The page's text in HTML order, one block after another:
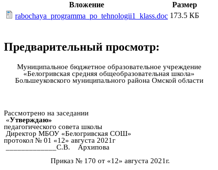
Вложение
Размер
rabochaya_programma_po_tehnologii1_klass.doc 173.5 КБ
Предварительный просмотр:
Муниципальное бюджетное образовательное учреждение
«Белогривская средняя общеобразовательная школа»
Большеуковского муниципального района Омской области
Рассмотрено на заседании
«Утверждаю»
педагогического совета школы
Директор МБОУ «Белогривская СОШ»
протокол № 01 «12» августа 2021г
_____________С.В. Архипова
Приказ № 170 от «12» августа 2021г.